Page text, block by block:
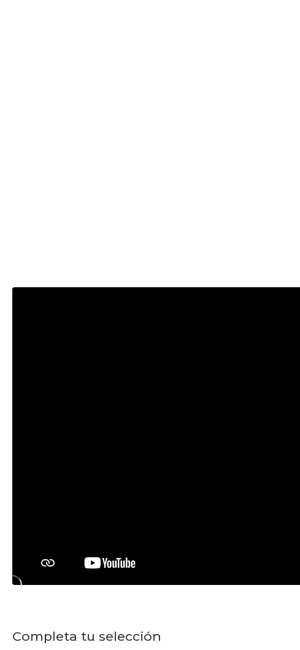
Completa tu selección